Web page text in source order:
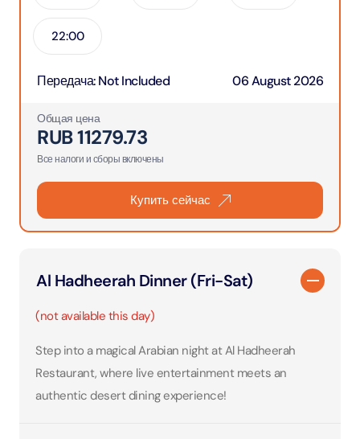
22:00
Передача:Not Included 06 August 2026
Общая цена
RUB11279.73
Все налоги и сборы включены
Купить сейчас
Al Hadheerah Dinner (Fri-Sat)
(not available this day)
Step into a magical Arabian night at Al Hadheerah
Restaurant, where live entertainment meets an
authentic desert dining experience!